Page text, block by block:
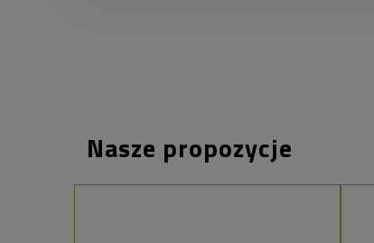
Nasze propozycje